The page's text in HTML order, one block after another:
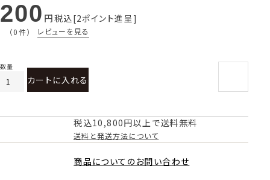
200 税込 2ポイント進呈
（0件） レビューを見る
カートに入れる
税込10,800円以上で送料無料
送料と発送方法について
商品についてのお問い合わせ